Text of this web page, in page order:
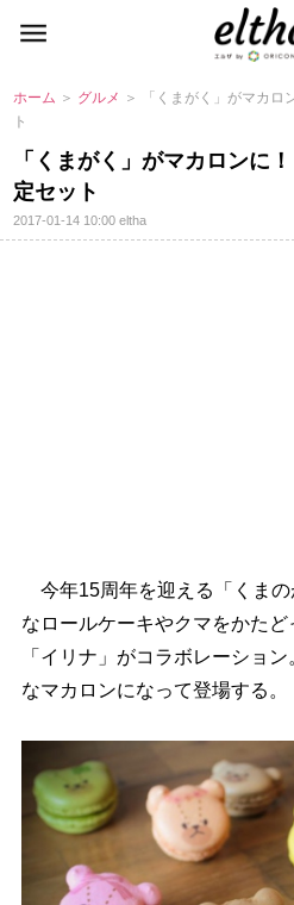
ホーム ＞ グルメ ＞ 「くまがく」がマカ
ト
「くまがく」がマカロンに
定セット
2017-01-14 10:00eltha
今年15周年を迎える「くま
なロールケーキやクマをかた
「イリナ」がコラボレーショ
なマカロンになって登場する。